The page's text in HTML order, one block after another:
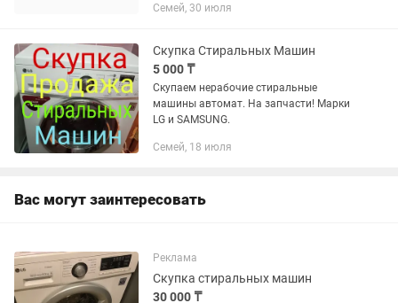
Семей, 30 июля
Скупка Стиральных Машин
5 000 ₸
Скупаем нерабочие стиральные
машины автомат. На запчасти! Марки
LG и SAMSUNG.
Семей, 18 июля
Вас могут заинтересовать
Реклама
Скупка стиральных машин
30 000 ₸